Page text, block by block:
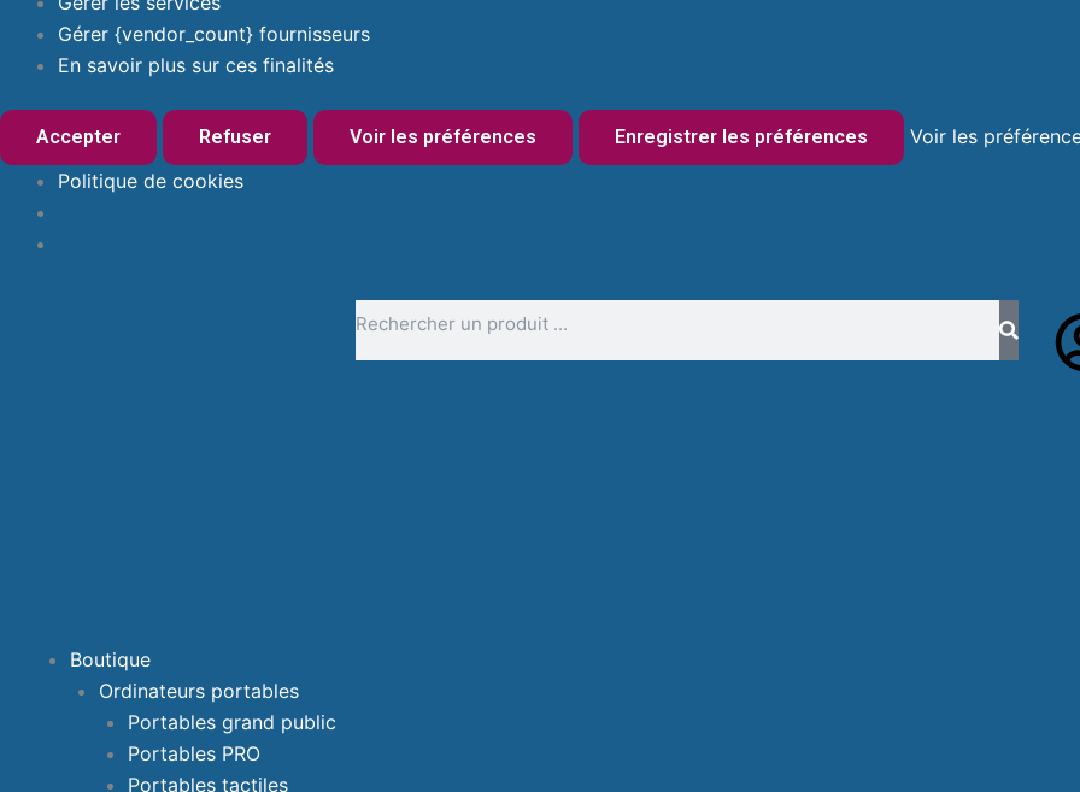
Gérer {vendor_count} fournisseurs
En savoir plus sur ces finalités
Accepter Refuser Voir les préférences Enregistrer les préférences
Voir les
Politique de cookies
Boutique
Ordinateurs portables
Portables grand public
Portables PRO
Portables tactiles